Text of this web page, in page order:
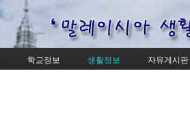
학교정보 생활정보 자유게시판